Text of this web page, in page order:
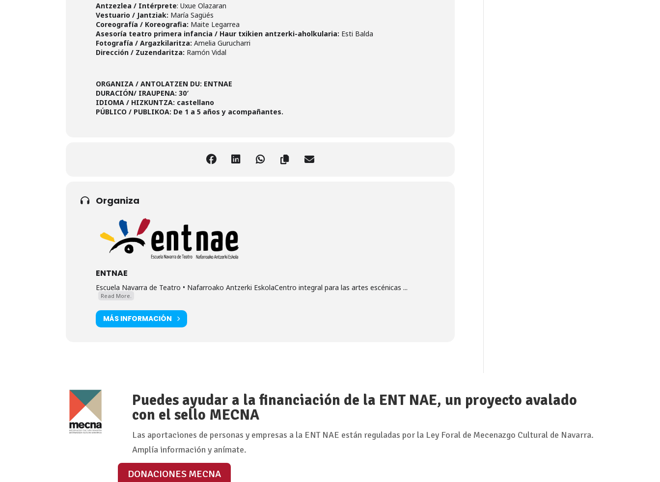
Antzezlea / Intérprete: Uxue Olazaran
Vestuario / Jantziak: María Sagüés
Coreografía / Koreografia: Maite Legarrea
Asesoría teatro primera infancia / Haur txikien antzerki-aholkularia: Esti Balda
Fotografía / Argazkilaritza: Amelia Gurucharri
Dirección / Zuzendaritza: Ramón Vidal
ORGANIZA / ANTOLATZEN DU: ENTNAE
DURACIÓN/ IRAUPENA: 30′
IDIOMA / HIZKUNTZA: castellano
PÚBLICO / PUBLIKOA: De 1 a 5 años y acompañantes.
Organiza
ENTNAE
Escuela Navarra de Teatro • Nafarroako Antzerki EskolaCentro integral para las artes escénicas ...
Read More.
MÁS INFORMACIÓN
Puedes ayudar a la financiación de la ENT NAE, un proyecto avalado
con el sello MECNA
Las aportaciones de personas y empresas a la ENT NAE están reguladas por la Ley Foral de Mecenazgo Cultural de Navarra.
Amplía información y anímate.
DONACIONES MECNA